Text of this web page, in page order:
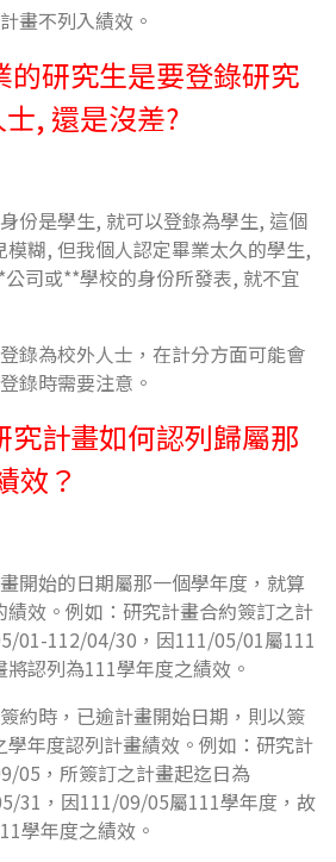
畫不列入績效。
的研究生是要登錄研究
, 還是沒差?
份是學生, 就可以登錄為學生, 這個
糊, 但我個人認定畢業太久的學生,
司或**學校的身份所發表, 就不宜
錄為校外人士，在計分方面可能會
錄時需要注意。
究計畫如何認列歸屬那
效？
開始的日期屬那一個學年度，就算
績效。例如：研究計畫合約簽訂之計
01-112/04/30，因111/05/01屬111
認列為111學年度之績效。
約時，已逾計畫開始日期，則以簽
學年度認列計畫績效。例如：研究計
05，所簽訂之計畫起迄日為
31，因111/09/05屬111學年度，故
學年度之績效。